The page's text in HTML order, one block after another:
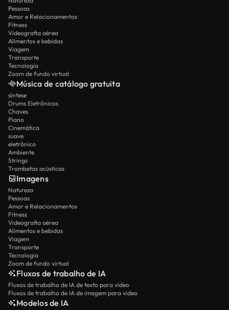
Pessoas
Amor e Relacionamentos
Fitness
Videografia aérea
Alimentos e bebidas
Viagem
Transporte
Tecnologia
Zoom de fundo virtual
Música de catálogo gratuita
síntese
Drums Eletrônicos
Chaves
Piano
Cinemática
suave
eletrônico
Ambiente
Strings
Trombetas acústicas
Imagens
Natureza
Pessoas
Amor e Relacionamentos
Fitness
Videografia aérea
Alimentos e bebidas
Viagem
Transporte
Tecnologia
Zoom de fundo virtual
Fluxos de trabalho de IA
Fluxos de trabalho de IA de texto para vídeo
Fluxos de trabalho de IA de imagem para vídeo
Modelos de IA